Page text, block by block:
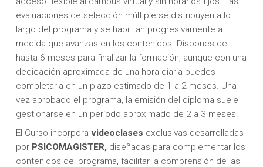
evaluaciones de selección múltiple se distribuyen a lo
largo del programa y se habilitan progresivamente a
medida que avanzas en los contenidos. Dispones de
hasta 6 meses para finalizar la formación, aunque con una
dedicación aproximada de una hora diaria puedes
completarla en un plazo estimado de 1 a 2 meses. Una
vez aprobado el programa, la emisión del diploma suele
gestionarse en un período aproximado de 2 a 3 meses.
El Curso incorpora videoclases exclusivas desarrolladas
por PSICOMAGISTER,diseñadas para complementar los
contenidos del programa, facilitar la comprensión de las